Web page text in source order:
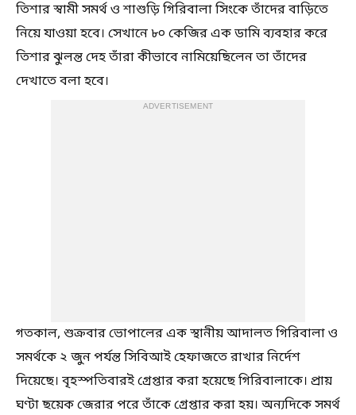
তিশার স্বামী সমর্থ ও শাশুড়ি গিরিবালা সিংকে তাঁদের বাড়িতে
নিয়ে যাওয়া হবে। সেখানে ৮০ কেজির এক ডামি ব্যবহার করে
তিশার ঝুলন্ত দেহ তাঁরা কীভাবে নামিয়েছিলেন তা তাঁদের
দেখাতে বলা হবে।
ADVERTISEMENT
গতকাল, শুক্রবার ভোপালের এক স্থানীয় আদালত গিরিবালা ও
সমর্থকে ২ জুন পর্যন্ত সিবিআই হেফাজতে রাখার নির্দেশ
দিয়েছে। বৃহস্পতিবারই গ্রেপ্তার করা হয়েছে গিরিবালাকে। প্রায়
ঘণ্টা ছয়েক জেরার পরে তাঁকে গ্রেপ্তার করা হয়। অন্যদিকে সমর্থ